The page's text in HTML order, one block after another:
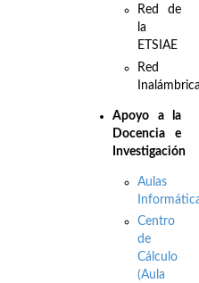
Red de
la
ETSIAE
Red
Inalámbrica
Apoyo a la
Docencia e
Investigación
Aulas
Centro
de
Cálculo
(Aula